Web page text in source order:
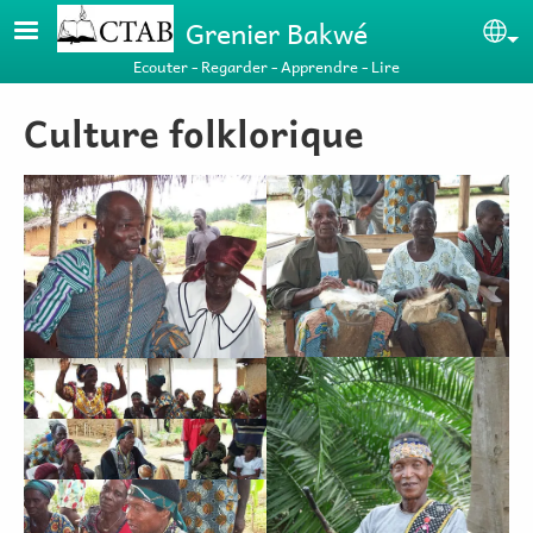
Aller au contenu principalGrenier Bakwé
Ecouter - Regarder - Apprendre - Lire
Culture folklorique